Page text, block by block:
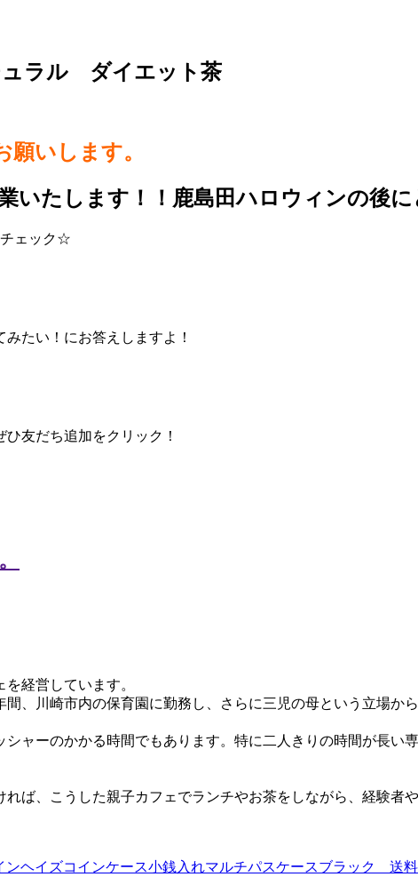
ュラル ダイエット茶
いします。
いたします！！鹿島田ハロウィンの後
チェック☆
たい！にお答えしますよ！
ひ友だち追加をクリック！
経営しています。
、川崎市内の保育園に勤務し、さらに三児の母という立場か
ャーのかかる時間でもあります。特に二人きりの時間が長い
ば、こうした親子カフェでランチやお茶をしながら、経験者
ンヘイズコインケース小銭入れマルチパスケースブラック 送